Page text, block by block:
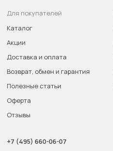
Для покупателей
Каталог
Акции
Доставка и оплата
Возврат, обмен и гарантия
Полезные статьи
Оферта
Отзывы
+7 (495) 660-06-07